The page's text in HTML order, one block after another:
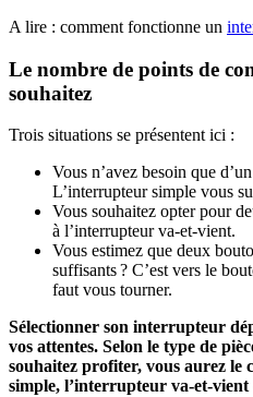
A lire : comment fonctionne un
Le nombre de points de
souhaitez
Trois situations se présentent ici :
Vous n’avez besoin que
L’interrupteur simple vous
Vous souhaitez opter pour
à l’interrupteur va-et-vient.
Vous estimez que deux
suffisants ? C’est vers le
faut vous tourner.
Sélectionner son interrupteur
vos attentes. Selon le type de
souhaitez profiter, vous aurez le
simple, l’interrupteur va-et-vient